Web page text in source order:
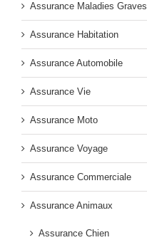
Assurance Maladies Graves
Assurance Habitation
Assurance Automobile
Assurance Vie
Assurance Moto
Assurance Voyage
Assurance Commerciale
Assurance Animaux
Assurance Chien